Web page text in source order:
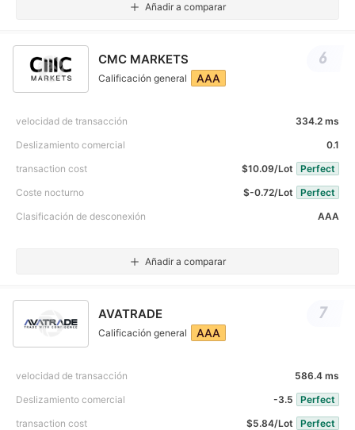
Añadir a comparar
CMC MARKETS
Calificación general AAA
velocidad de transacción
334.2 ms
Deslizamiento comercial
0.1
transaction cost
$10.09/Lot
Perfect
Coste nocturno
$-0.72/Lot
Perfect
Clasificación de desconexión
AAA
Añadir a comparar
6
AVATRADE
Calificación general AAA
velocidad de transacción
586.4 ms
Deslizamiento comercial
-3.5
Perfect
transaction cost
$5.84/Lot
Perfect
7